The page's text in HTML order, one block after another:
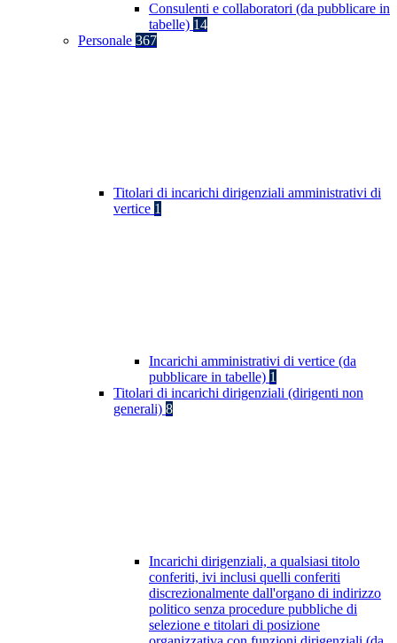
Consulenti e collaboratori (da pubblicare in
tabelle) 14
Personale 367
Titolari di incarichi dirigenziali amministrativi di
vertice 1
Incarichi amministrativi di vertice (da
pubblicare in tabelle) 1
Titolari di incarichi dirigenziali (dirigenti non
generali) 8
Incarichi dirigenziali, a qualsiasi titolo
conferiti, ivi inclusi quelli conferiti
discrezionalmente dall'organo di indirizzo
politico senza procedure pubbliche di
selezione e titolari di posizione